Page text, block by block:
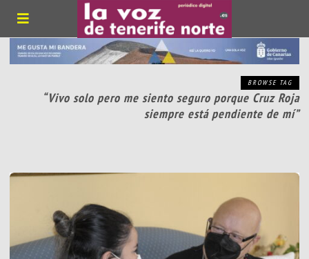
BROWSE TAG
“Vivo solo pero me siento seguro porque Cruz Roja
siempre está pendiente de mí”